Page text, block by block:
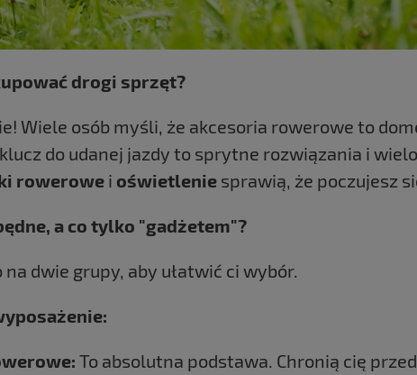
drogi sprzęt?
Wiele osób myśli, że akcesoria rowerowe to
do udanej jazdy to sprytne rozwiązania i
rowerowe i oświetlenie sprawią, że poczujesz
a co tylko "gadżetem"?
dwie grupy, aby ułatwić ci wybór.
To absolutna podstawa. Chronią cię